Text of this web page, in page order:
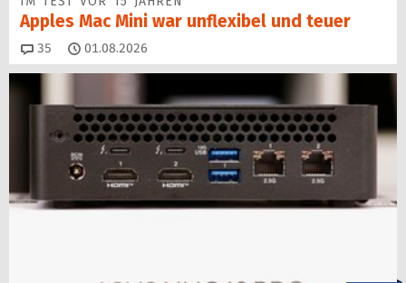
Apples Mac Mini war unflexibel und teuer
35 Kommentare
01.08.2026